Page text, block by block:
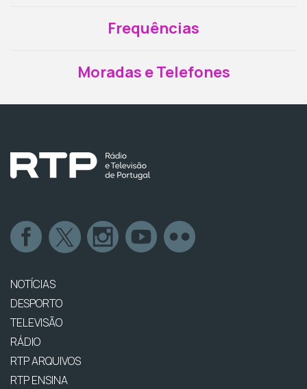
Frequências
Moradas e Telefones
NOTÍCIAS
DESPORTO
TELEVISÃO
RÁDIO
RTP ARQUIVOS
RTP ENSINA